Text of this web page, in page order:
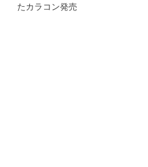
たカラコン発売